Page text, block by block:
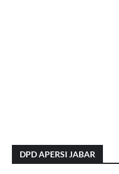
DPD APERSI JABAR